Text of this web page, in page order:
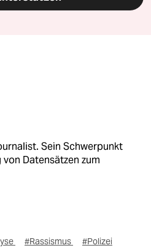
Sein Schwerpunkt
Datensätzen zum
#Rassismus
#Polizei